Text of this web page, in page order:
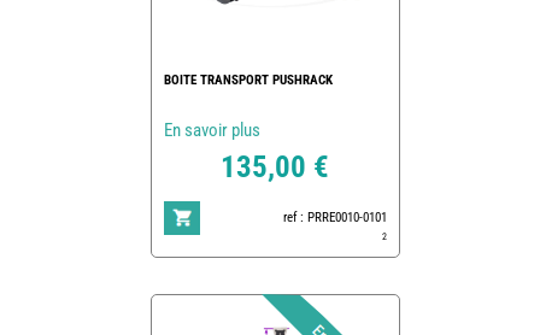
BOITE TRANSPORT PUSHRACK
En savoir plus
135,00 €
ref : PRRE0010-0101
2